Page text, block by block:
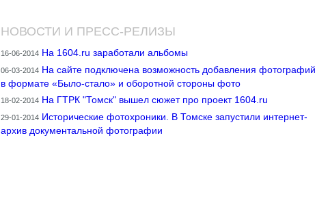
НОВОСТИ И ПРЕСС-РЕЛИЗЫ
16-06-2014 На 1604.ru заработали альбомы
06-03-2014 На сайте подключена возможность добавления фотографий
в формате «Было-стало» и оборотной стороны фото
18-02-2014 На ГТРК "Томск" вышел сюжет про проект 1604.ru
29-01-2014 Исторические фотохроники. В Томске запустили интернет-
архив документальной фотографии